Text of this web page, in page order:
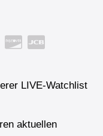
LIVE-Watchlist
aktuellen